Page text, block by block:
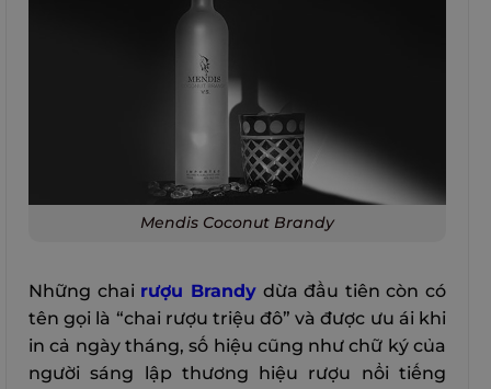
Mendis Coconut Brandy
Những chai rượu Brandydừa đầu tiên còn có
tên gọi là “chai rượu triệu đô” và được ưu ái khi
in cả ngày tháng, số hiệu cũng như chữ ký của
người sáng lập thương hiệu rượu nổi tiếng